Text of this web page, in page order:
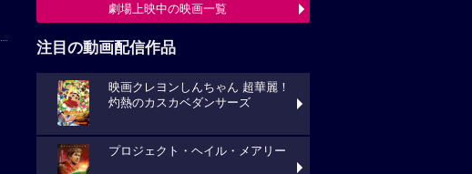
劇場上映中の映画一覧
注目の動画配信作品
映画クレヨンしんちゃん 超華麗！
灼熱のカスカベダンサーズ
プロジェクト・ヘイル・メアリー